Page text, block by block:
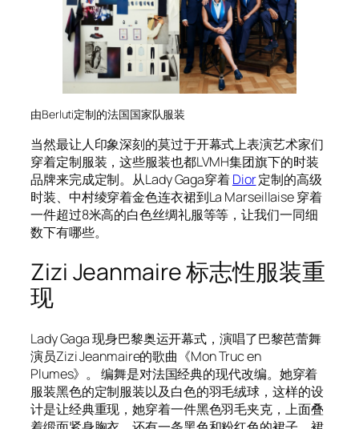
由Berluti定制的法国国家队服装
当然最让人印象深刻的莫过于开幕式上表演艺术家们
穿着定制服装，这些服装也都LVMH集团旗下的时装
品牌来完成定制。从Lady Gaga穿着Dior定制的高级
时装、中村绫穿着金色连衣裙到La Marseillaise 穿着
一件超过8米高的白色丝绸礼服等等，让我们一同细
数下有哪些。
Zizi Jeanmaire 标志性服装重
现
Lady Gaga 现身巴黎奥运开幕式，演唱了巴黎芭蕾舞
演员Zizi Jeanmaire的歌曲《Mon Truc en
Plumes》。 编舞是对法国经典的现代改编。她穿着
服装黑色的定制服装以及白色的羽毛绒球，这样的设
计是让经典重现，她穿着一件黑色羽毛夹克，上面叠